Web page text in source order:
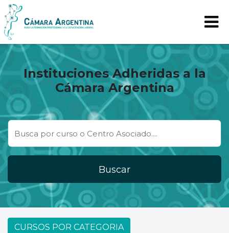
Instituciones Adheridas a la
Cámara Argentina
Buscar
CURSOS POR CATEGORIA